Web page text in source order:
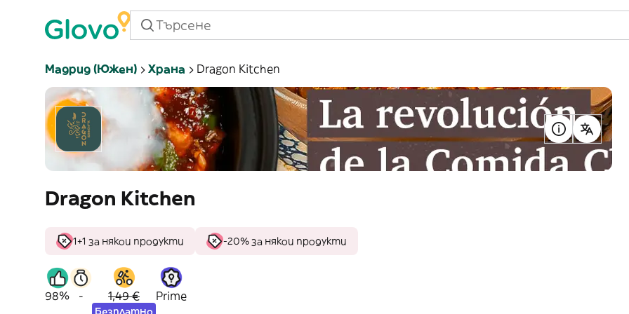
Мадрид (южен) Храна Dragon Kitchen
Dragon Kitchen
1+1 за някои продукти -20% за някои продукти
98% - 1,49 €
Безплатно
Prime